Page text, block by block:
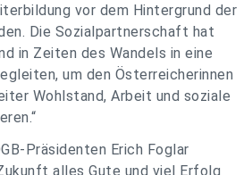
vor dem Hintergrund der
Die Sozialpartnerschaft hat
in Zeiten des Wandels in eine
um den Österreicherinnen
Wohlstand, Arbeit und soziale
Präsidenten Erich Foglar
alles Gute und viel Erfolg